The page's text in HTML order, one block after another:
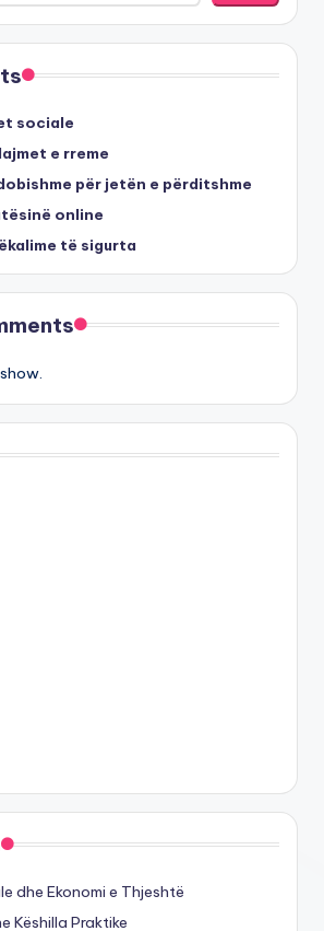
sociale
e rreme
për jetën e përditshme
online
të sigurta
dhe Ekonomi e Thjeshtë
Këshilla Praktike